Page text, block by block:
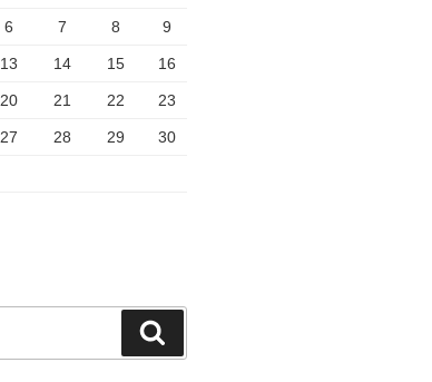
6 7 8 9
13 14 15 16
20 21 22 23
27 28 29 30
索